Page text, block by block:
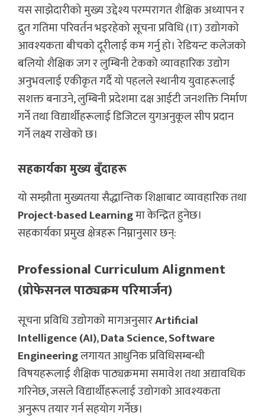
यस साझेदारीको मुख्य उद्देश्य परम्परागत शैक्षिक अध्यापन र
द्रुत गतिमा परिवर्तन भइरहेको सूचना प्रविधि (IT) उद्योगको
आवश्यकता बीचको दूरीलाई कम गर्नु हो। रेडियन्ट कलेजको
बलियो शैक्षिक जग र लुम्बिनी टेकको व्यावहारिक उद्योग
अनुभवलाई एकीकृत गर्दै यो पहलले स्थानीय युवाहरूलाई
सशक्त बनाउने, लुम्बिनी प्रदेशमा दक्ष आईटी जनशक्ति निर्माण
गर्ने तथा विद्यार्थीहरूलाई डिजिटल युगअनुकूल सीप प्रदान
गर्ने लक्ष्य राखेको छ।
सहकार्यका मुख्य बुँदाहरू
यो सम्झौता मुख्यतया सैद्धान्तिक शिक्षाबाट व्यावहारिक तथा
Project-based Learningमा केन्द्रित हुनेछ।
सहकार्यका प्रमुख क्षेत्रहरू निम्नानुसार छन्:
Professional Curriculum Alignment
(प्रोफेसनल पाठ्यक्रम परिमार्जन)
सूचना प्रविधि उद्योगको मागअनुसारArtificial
Intelligence (AI),Data Science,Software
Engineeringलगायत आधुनिक प्रविधिसम्बन्धी
विषयहरूलाई शैक्षिक पाठ्यक्रममा समावेश तथा अद्यावधिक
गरिनेछ, जसले विद्यार्थीहरूलाई उद्योगको आवश्यकता
अनुरूप तयार गर्न सहयोग गर्नेछ।